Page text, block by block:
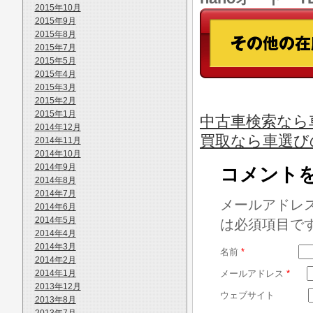
2015年10月
2015年9月
2015年8月
2015年7月
2015年5月
2015年4月
2015年3月
2015年2月
2015年1月
2014年12月
2014年11月
2014年10月
2014年9月
2014年8月
2014年7月
2014年6月
2014年5月
2014年4月
2014年3月
2014年2月
2014年1月
2013年12月
2013年8月
中古車検索な
買取なら車選
コメント
メールアドレ
は必須項目で
名前 *
メールアドレス *
ウェブサイト